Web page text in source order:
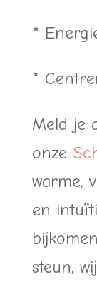
*
*
Meld je
onze
warme,
en
steun,